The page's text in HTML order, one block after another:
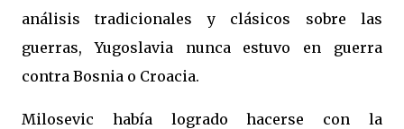
análisis tradicionales y clásicos sobre las
guerras, Yugoslavia nunca estuvo en guerra
contra Bosnia o Croacia.
Milosevic había logrado hacerse con la